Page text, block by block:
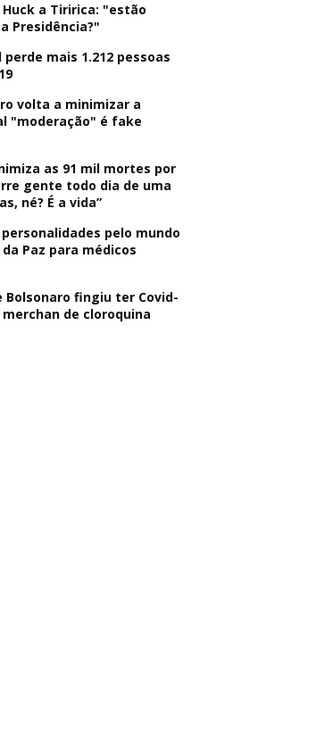
Huck a Tiririca: "estão
Presidência?"
perde mais 1.212 pessoas
volta a minimizar a
"moderação" é fake
as 91 mil mortes por
gente todo dia de uma
né? É a vida”
pelo mundo
Paz para médicos
Bolsonaro fingiu ter Covid-
de cloroquina